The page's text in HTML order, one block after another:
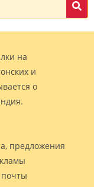
на
и
о
предложения
почты